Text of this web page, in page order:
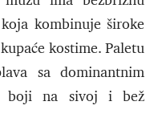
kombinuje široke
kostime. Paletu
sa dominantnim
boji na sivoj i bež